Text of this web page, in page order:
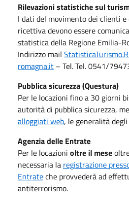
Rilevazioni statistiche sul
I dati del movimento dei clienti e
ricettiva devono essere
statistica della Regione Emilia-
Indirizzo mail
romagna.it – Tel. Tel. 0541/
Pubblica sicurezza (Questura)
Per le locazioni fino a 30 giorni
autorità di pubblica sicurezza,
alloggiati web, le generalità
Agenzia delle Entrate
Per le locazioni oltre il mese
necessaria la registrazione
Entrateche provvederà ad
antiterrorismo.